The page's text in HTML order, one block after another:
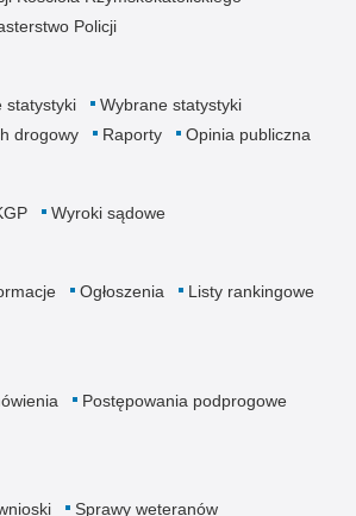
Policji
statystyki
Wybrane statystyki
drogowy Raporty Opinia publiczna
Wyroki sądowe
Ogłoszenia
Listy rankingowe
Postępowania podprogowe
Sprawy weteranów